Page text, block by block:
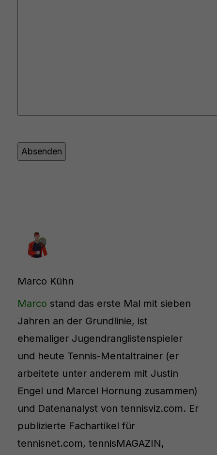
Marco Kühn
Marco stand das erste Mal mit sieben
Jahren an der Grundlinie, ist
ehemaliger Jugendranglistenspieler
und heute Tennis-Mentaltrainer (er
arbeitete unter anderem mit Justin
Engel und Marcel Hornung zusammen)
und Datenanalyst von tennisviz.com. Er
publizierte Fachartikel für
tennisnet.com, tennisMAGAZIN,